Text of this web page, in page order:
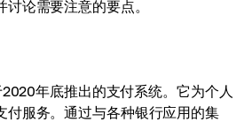
论需要注意的要点。
年底推出的支付系统。它为个人
付服务。通过与各种银行应用的集